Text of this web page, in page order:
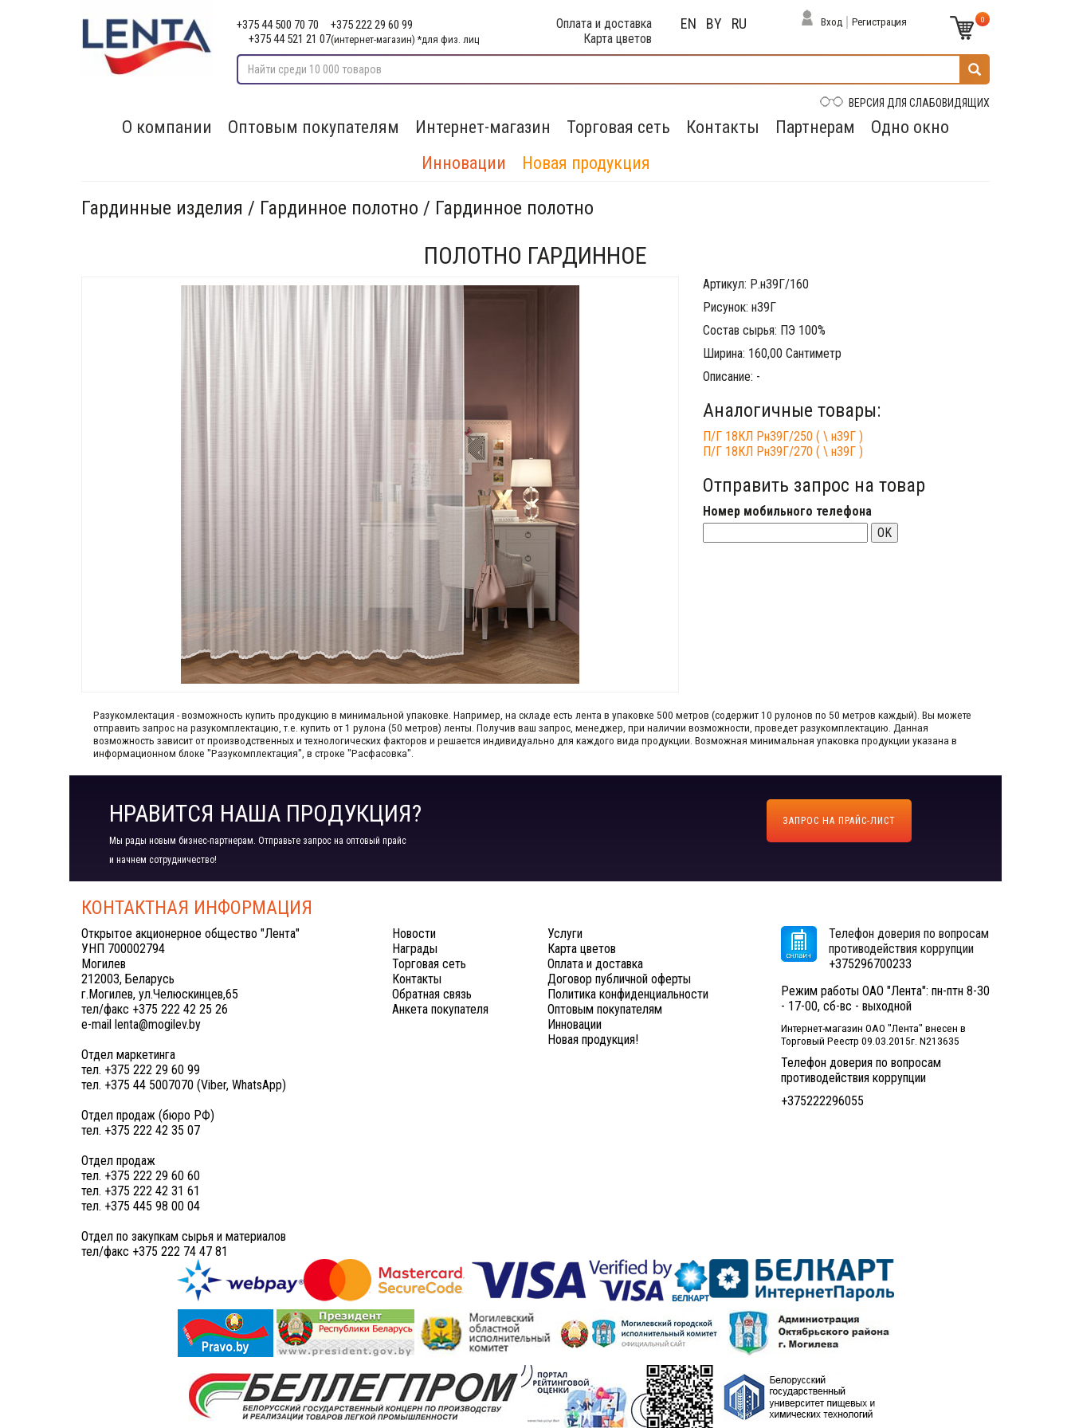
+375 44 500 70 70
+375 222 29 60 99
+375 44 521 21 07(интернет-магазин) *для физ. лиц
Оплата и доставка
Карта цветов
EN BY RU Вход Регистрация 0
ВЕРСИЯ ДЛЯ СЛАБОВИДЯЩИХ
О компании Оптовым покупателям Интернет-магазин Торговая сеть Контакты Партнерам
Одно окно
Инновации
Новая продукция
Гардинные изделия / Гардинное полотно / Гардинное полотно
ПОЛОТНО ГАРДИННОЕ
Артикул: Р.н39Г/160
Рисунок: н39Г
Состав сырья: ПЭ 100%
Ширина: 160,00 Сантиметр
Описание: -
Аналогичные товары:
П/Г 18КЛ Рн39Г/250 ( \ н39Г )
П/Г 18КЛ Рн39Г/270 ( \ н39Г )
Отправить запрос на товар
Номер мобильного телефона
OK
Разукомлектация - возможность купить продукцию в минимальной упаковке. Например, на складе​ есть лента в упаковке 500 метров (содержит 10 рулонов по 50 метров каждый).​ Вы можете
отправить запрос на разукомплектацию, т.е. купить от 1 рулона (50 метров) ленты. Получив ваш запрос,​ менеджер, при наличии возможности, проведет разукомплектацию. Данная
возможность зависит от производственных​ и технологических факторов и решается индивидуально для каждого вида продукции.​ Возможная минимальная упаковка продукции указана в
информационном блоке "Разукомплектация", в строке "Расфасовка".
НРАВИТСЯ НАША ПРОДУКЦИЯ?
Мы рады новым бизнес-партнерам. Отправьте запрос на оптовый прайс
и начнем сотрудничество!
ЗАПРОС НА ПРАЙС-ЛИСТ
КОНТАКТНАЯ ИНФОРМАЦИЯ
Открытое акционерное общество "Лента"
УНП 700002794
Могилев
212003, Беларусь
г.Могилев, ул.Челюскинцев,65
тел/факс +375 222 42 25 26
e-mail lenta@mogilev.by
Отдел маркетинга
тел. +375 222 29 60 99
тел. +375 44 5007070 (Viber, WhatsApp)
Отдел продаж (бюро РФ)
тел. +375 222 42 35 07
Отдел продаж
тел. +375 222 29 60 60
тел. +375 222 42 31 61
тел. +375 445 98 00 04
Отдел по закупкам сырья и материалов
тел/факс +375 222 74 47 81
Новости
Награды
Торговая сеть
Контакты
Обратная связь
Анкета покупателя
Услуги
Карта цветов
Оплата и доставка
Договор публичной оферты
Политика конфиденциальности
Оптовым покупателям
Инновации
Новая продукция!
Телефон доверия по вопросам
противодействия коррупции
+375296700233
Режим работы ОАО "Лента": пн-птн 8-30
- 17-00, сб-вс - выходной
Интернет-магазин ОАО "Лента" внесен в
Торговый Реестр 09.03.2015г. N213635
Телефон доверия по вопросам
противодействия коррупции
+375222296055